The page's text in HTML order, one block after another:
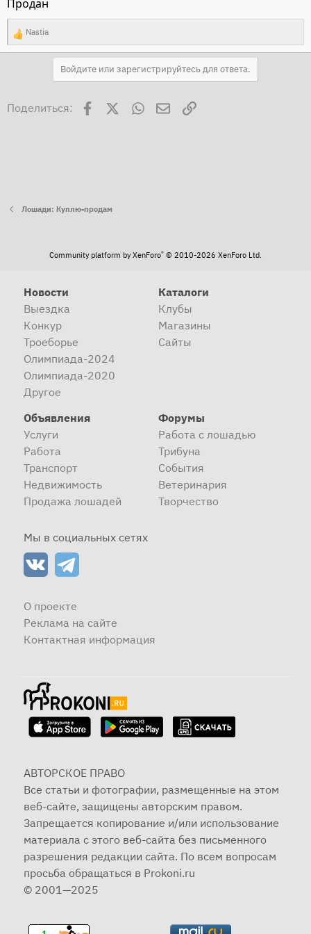
Продан
Р
е
ц
Nastia
Войдите или зарегистрируйтесь для ответа.
Поделиться: Facebook WhatsAppЭлектронная почта
Ссылка
Лошади: Куплю-продам
Community platform by XenForo® © 2010-2026 XenForo Ltd.
Новости
Выездка
Конкур
Троеборье
Олимпиада-2024
Олимпиада-2020
Другое
Каталоги
Клубы
Магазины
Сайты
Объявления
Услуги
Работа
Транспорт
Недвижимость
Продажа лошадей
Форумы
Работа с лошадью
Трибуна
События
Ветеринария
Творчество
Мы в социальных сетях
О проекте
Реклама на сайте
Контактная информация
АВТОРСКОЕ ПРАВО
Все статьи и фотографии, размещенные на этом
веб-сайте, защищены авторским правом.
Запрещается копирование и/или использование
материала с этого веб-сайта без письменного
разрешения редакции сайта. По всем вопросам
просьба обращаться в Prokoni.ru
© 2001—2025